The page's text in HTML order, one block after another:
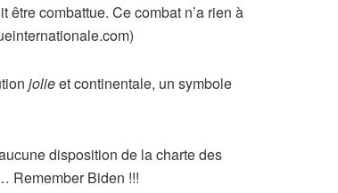
combattue. Ce combat n’a rien à
jolieet continentale, un symbole
disposition de la charte des
Remember Biden !!!